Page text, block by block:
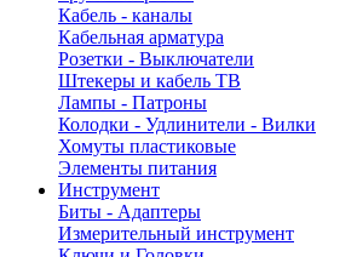
Кабель - каналы
Кабельная арматура
Розетки - Выключатели
Штекеры и кабель ТВ
Лампы - Патроны
Колодки - Удлинители - Вилки
Хомуты пластиковые
Элементы питания
Инструмент
Биты - Адаптеры
Измерительный инструмент